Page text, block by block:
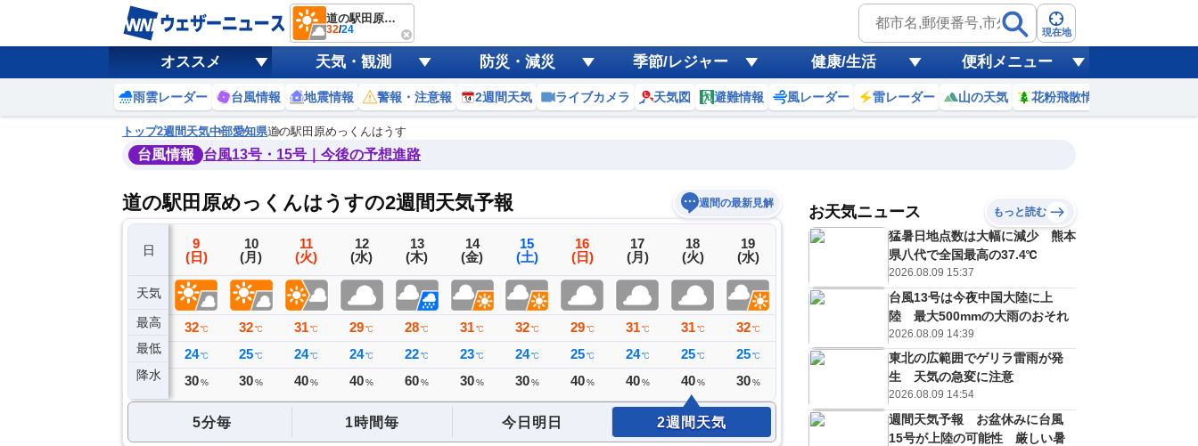
道の駅田原めっくんはうす
32/24 現在地
オススメ 天気・観測 防災・減災 季節/レジャー 健康/生活 便利メニュー
雨雲レーダー 台風情報 地震情報 警報・注意報 2週間天気 ライブカメラ 天気図 避難情報 風レーダー 雷レーダー 山の天気 花粉飛散情報
トップ2週間天気中部愛知県道の駅田原めっくんはうす
台風情報 台風13号・15号｜今後の予想進路
道の駅田原めっくんはうすの2週間天気予報 週間の最新見解
日
天気
最高
最低
降水
8
(土)
32℃
25℃
ミリ
9
(日)
32 ℃
24 ℃
30 %
10
(月)
32 ℃
25 ℃
30 %
11
(火)
31 ℃
24℃
40 %
12
(水)
29 ℃
24℃
40 %
13
(木)
28℃
22℃
60%
14
(金)
31℃
23℃
30%
15
(土)
32℃
24℃
30%
16
(日)
29℃
25℃
40%
17
(月)
31 ℃
24 ℃
40 %
18
(火)
31 ℃
25 ℃
40 %
19
(水)
32 ℃
25 ℃
30 %
20
℃ 25
22
(土)
E
31 ℃
25℃
30%
23
(日)
E
32℃
25℃
30%
予報の
信頼度
B
C
D
低
？
5分毎 1時間毎 今日明日 2週間天気
お天気ニュース もっと読む
猛暑日地点数は大幅に減少 熊本
県八代で全国最高の37.4℃
2026.08.09 15:37
台風13号は今夜中国大陸に上
陸 最大500mmの大雨のおそれ
2026.08.09 14:39
東北の広範囲でゲリラ雷雨が発
生 天気の急変に注意
2026.08.09 14:54
週間天気予報 お盆休みに台風
15号が上陸の可能性 厳しい暑